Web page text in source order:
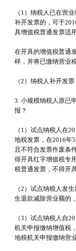
（1）纳税人已在营
补开发票的，可于
具增值税普通发票适
在开具的增值税普通
样，并将已缴纳营业
（2）纳税人补开发
3. 小规模纳税人原已
报？
（1）试点纳税人在
地税发票，在2016年
且不符合发票作废条
得开具红字增值税专
税普通发票，不得开
（2）试点纳税人发
生退款减除营业额的
（3）试点纳税人自
机关申报缴纳增值税
地税机关申报缴纳营业